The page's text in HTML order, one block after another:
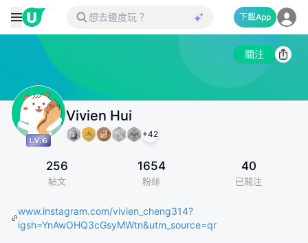
下載App
關注
Vivien Hui
+42
256
帖文
1654
粉絲
40
已關注
www.instagram.com/vivien_cheng314?
igsh=YnAwOHQ3cGsyMWtn&utm_source=qr